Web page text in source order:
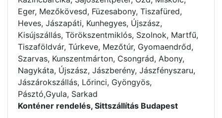
Eger, Mezőkövesd, Füzesabony, Tiszafüred,
Heves, Jászapáti, Kunhegyes, Újszász,
Kisújszállás, Törökszentmiklós, Szolnok, Martfű,
Tiszaföldvár, Túrkeve, Mezőtúr, Gyomaendrőd,
Szarvas, Kunszentmárton, Csongrád, Abony,
Nagykáta, Újszász, Jászberény, Jászfényszaru,
Jászárokszállás, Lőrinci, Gyöngyös,
Pásztó,Gyula, Sarkad
Konténer rendelés, Sittszállítás Budapest